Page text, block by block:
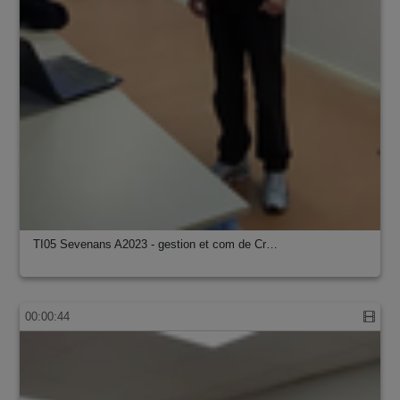
TI05 Sevenans A2023 - gestion et com de Cr…
00:00:44